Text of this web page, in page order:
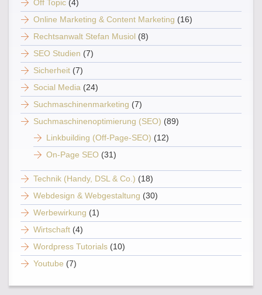
Off Topic (4)
Online Marketing & Content Marketing (16)
Rechtsanwalt Stefan Musiol (8)
SEO Studien (7)
Sicherheit (7)
Social Media (24)
Suchmaschinenmarketing (7)
Suchmaschinenoptimierung (SEO) (89)
Linkbuilding (Off-Page-SEO) (12)
On-Page SEO (31)
Technik (Handy, DSL & Co.) (18)
Webdesign & Webgestaltung (30)
Werbewirkung (1)
Wirtschaft (4)
Wordpress Tutorials (10)
Youtube (7)